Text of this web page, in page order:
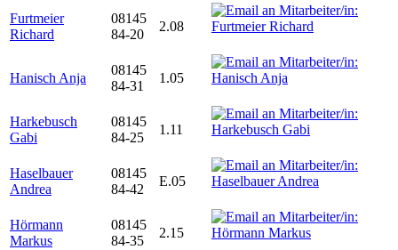
Furtmeier
Richard
08145
84-20
2.08
Hanisch Anja
08145
84-31
1.05
Harkebusch
Gabi
08145
84-25
1.11
Haselbauer
Andrea
08145
84-42
E.05
Hörmann
Markus
08145
84-35
2.15